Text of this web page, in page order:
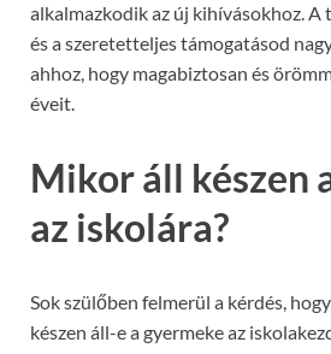
alkalmazkodik az új kihívásokhoz. A
és a szeretetteljes támogatásod
ahhoz, hogy magabiztosan és
éveit.
Mikor áll készen
az iskolára?
Sok szülőben felmerül a kérdés,
készen áll-e a gyermeke az